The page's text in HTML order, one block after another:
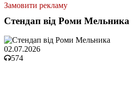
Замовити рекламу
Стендап від Роми Мельника
02.07.2026
574